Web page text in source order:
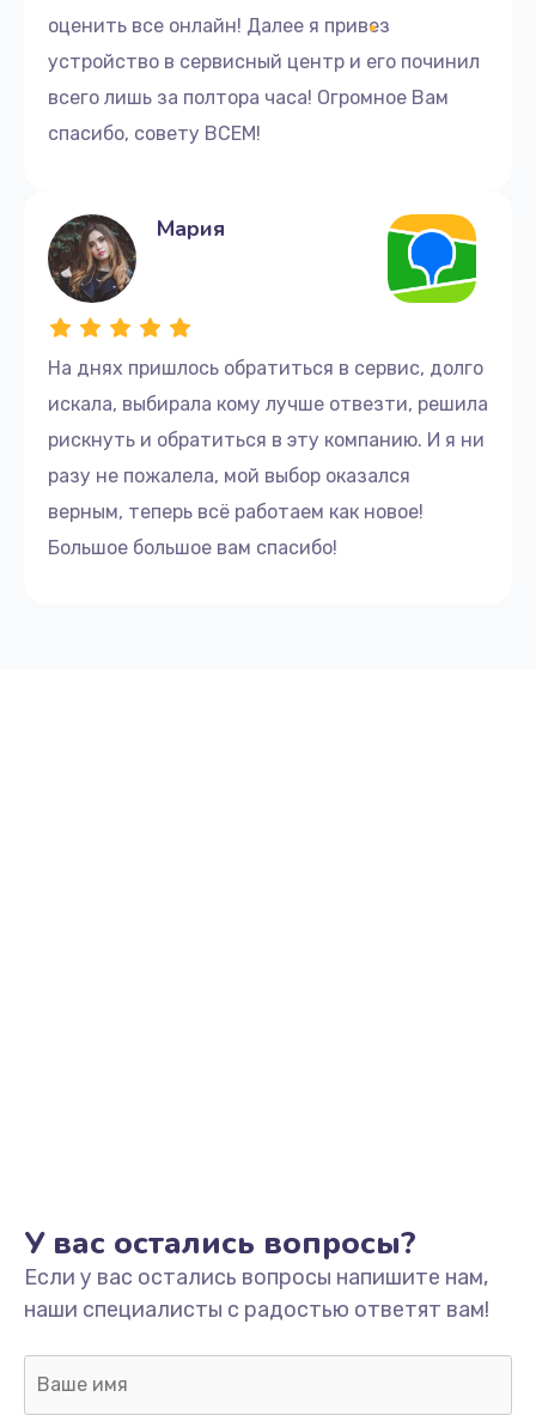
оценить все онлайн! Далее я привез
устройство в сервисный центр и его починил
всего лишь за полтора часа! Огромное Вам
спасибо, совету ВСЕМ!
На днях пришлось обратиться в сервис, долго
искала, выбирала кому лучше отвезти, решила
рискнуть и обратиться в эту компанию. И я ни
разу не пожалела, мой выбор оказался
верным, теперь всё работаем как новое!
Большое большое вам спасибо!
Мария
У вас остались вопросы?
Если у вас остались вопросы напишите нам,
наши специалисты с радостью ответят вам!